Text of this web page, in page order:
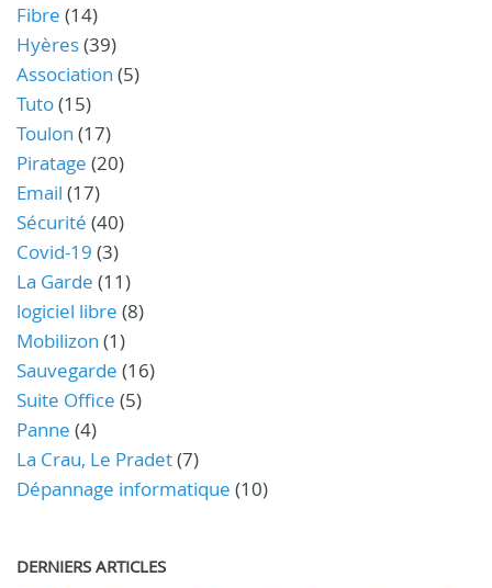
Fibre (14)
Hyères(39)
Association (5)
Tuto(15)
Toulon (17)
Piratage (20)
Email (17)
Sécurité (40)
Covid-19 (3)
La Garde (11)
logiciel libre (8)
Mobilizon (1)
Sauvegarde (16)
Suite Office (5)
Panne (4)
La Crau, Le Pradet(7)
Dépannage informatique (10)
DERNIERS ARTICLES